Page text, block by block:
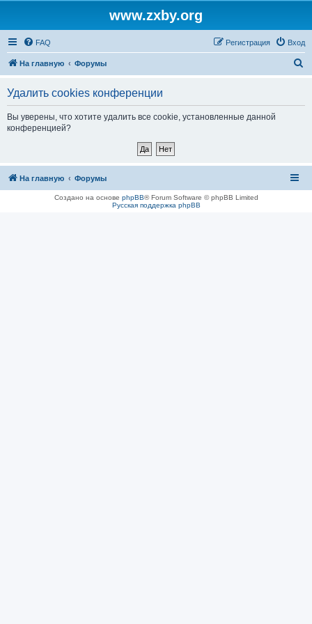
www.zxby.org
FAQ Вход
Регистрация
На главную Форумы
Удалить cookies конференции
Вы уверены, что хотите удалить все cookie, установленные данной
конференцией?
На главную Форумы
Создано на основе phpBB® Forum Software © phpBB Limited
Русская поддержка phpBB